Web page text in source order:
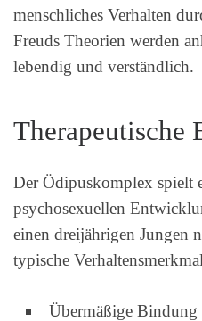
menschliches Verhalten
Freuds Theorien werden
lebendig und verständlich.
Therapeutische
Der Ödipuskomplex spielt
psychosexuellen
einen dreijährigen Jungen
typische
Übermäßige